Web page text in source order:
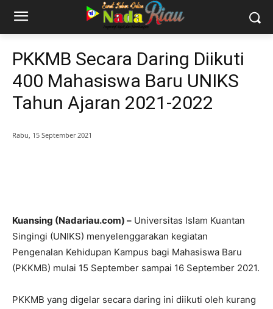
PKKMB Secara Daring Diikuti
400 Mahasiswa Baru UNIKS
Tahun Ajaran 2021-2022
Rabu, 15 September 2021
Kuansing (Nadariau.com) – Universitas Islam Kuantan
Singingi (UNIKS) menyelenggarakan kegiatan
Pengenalan Kehidupan Kampus bagi Mahasiswa Baru
(PKKMB) mulai 15 September sampai 16 September 2021.
PKKMB yang digelar secara daring ini diikuti oleh kurang